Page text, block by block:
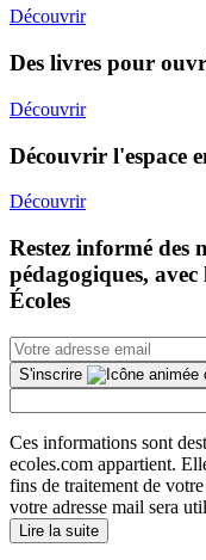
Découvrir
Des livres pour
Découvrir
Découvrir l'espace
Découvrir
Restez informé des
pédagogiques,
Écoles
S'inscrire
Ces informations sont
ecoles.com appartient.
fins de traitement de
votre adresse mail sera
Lire la suite